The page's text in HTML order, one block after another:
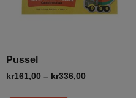
Pussel
kr161,00 – kr336,00